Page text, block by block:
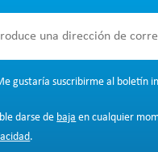
gustaría suscribirme al boletín
darse de baja en cualquier
.